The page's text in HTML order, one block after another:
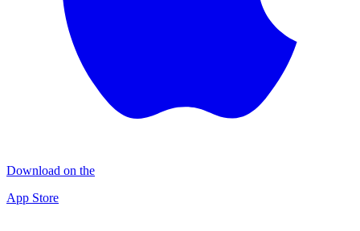
Download on the
App Store